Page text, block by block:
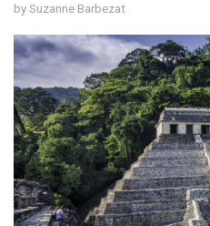
by Suzanne Barbezat